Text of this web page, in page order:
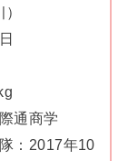
通商学
：2017年10